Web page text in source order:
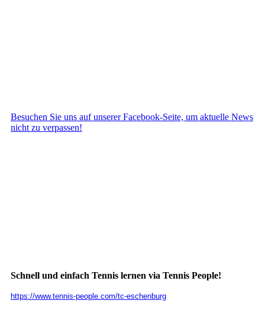
Besuchen Sie uns auf unserer Facebook-Seite, um aktuelle News
nicht zu verpassen!
Schnell und einfach Tennis lernen via Tennis People!
https://www.tennis-people.com/tc-eschenburg